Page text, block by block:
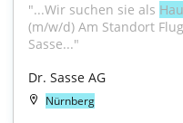
"...Wir suchen sie als
(m/w/d) Am Standort
Sasse..."
Dr. Sasse AG
Nürnberg